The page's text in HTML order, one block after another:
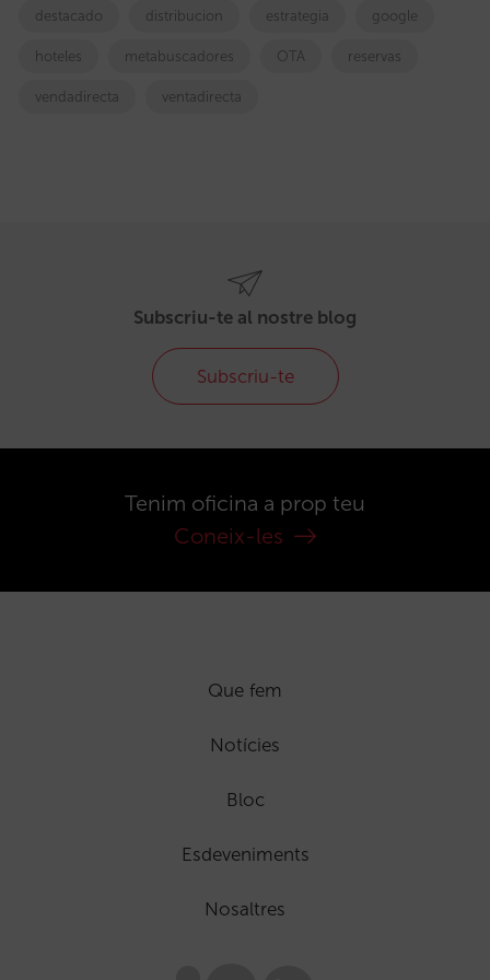
destacado distribucion estrategia google
hoteles metabuscadores OTA reservas
vendadirecta ventadirecta
Subscriu-te al nostre blog
Subscriu-te
Tenim oficina a prop teu
Coneix-les
Que fem
Notícies
Bloc
Esdeveniments
Nosaltres